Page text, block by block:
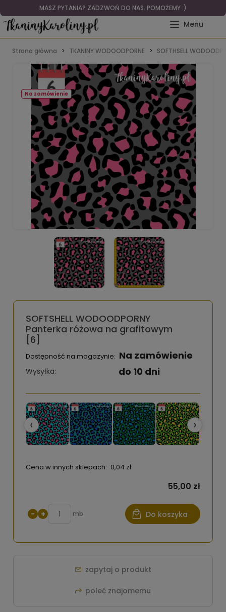
MASZ PYTANIA? ZADZWOŃ DO NAS. POMOŻEMY :)
Strona główna TKANINY WODOODPORNE SOFTHSELL
Na zamówienie
SOFTSHELL WODOODPORNY
Panterka różowa na grafitowym
[6]
Dostępność na magazynie: Na zamówienie
Wysyłka: do 10 dni
‹ ›
Cena w innych sklepach: 0,04 zł
55,00 zł
− + mb Do koszyka
zapytaj o produkt
poleć znajomemu